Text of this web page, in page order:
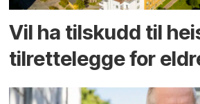
Vil ha tilskudd til
tilrettelegge for